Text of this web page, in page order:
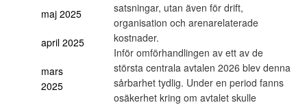
maj 2025
april 2025
mars
2025
satsningar, utan även för drift,
organisation och arenarelaterade
kostnader.
Inför omförhandlingen av ett av de
största centrala avtalen 2026 blev denna
sårbarhet tydlig. Under en period fanns
osäkerhet kring om avtalet skulle